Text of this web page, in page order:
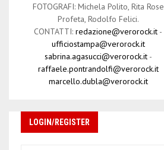
FOTOGRAFI: Michela Polito, Rita Rose
Profeta, Rodolfo Felici.
CONTATTI: redazione@verorock.it -
ufficiostampa@verorock.it
sabrina.agasucci@verorock.it-
raffaele.pontrandolfi@verorock.it
marcello.dubla@verorock.it
LOGIN/REGISTER